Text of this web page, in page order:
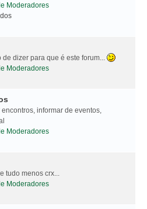
Moderadores
dizer para que é este forum...
Moderadores
informar de eventos,
Moderadores
tudo menos crx...
Moderadores